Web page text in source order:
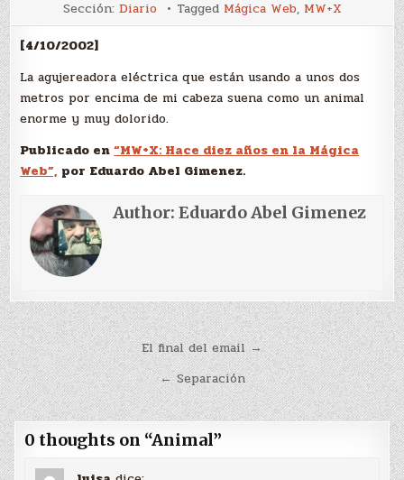
Sección: Diario Tagged Mágica Web, MW+X
[4/10/2002]
La agujereadora eléctrica que están usando a unos dos
metros por encima de mi cabeza suena como un animal
enorme y muy dolorido.
Publicado en“MW+X: Hace diez años en la Mágica
Web”, por Eduardo Abel Gimenez.
Author:Eduardo Abel Gimenez
Navegación
de
entradas
El final del email →
← Separación
0 thoughts on “Animal”